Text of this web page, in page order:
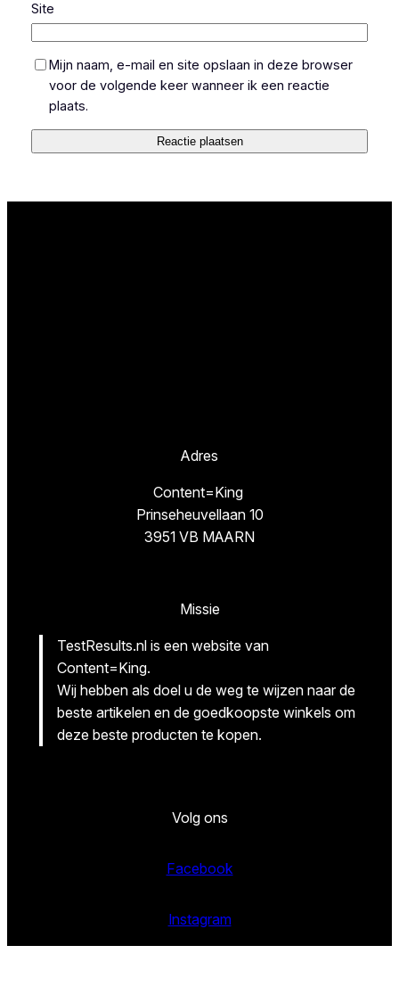
Site
Mijn naam, e-mail en site opslaan in deze browser
voor de volgende keer wanneer ik een reactie
plaats.
Adres
Content=King
Prinseheuvellaan 10
3951 VB MAARN
Missie
TestResults.nl is een website van
Content=King.
Wij hebben als doel u de weg te wijzen naar de
beste artikelen en de goedkoopste winkels om
deze beste producten te kopen.
Volg ons
Facebook
Instagram